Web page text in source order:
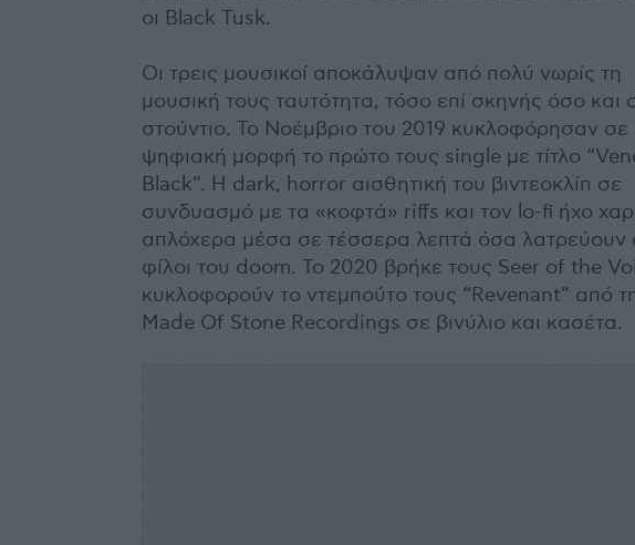
οι Black Tusk.
Οι τρεις μουσικοί αποκάλυψαν από πολύ νωρίς τη
μουσική τους ταυτότητα, τόσο επί σκηνής όσο και
στούντιο. Το Νοέμβριο του 2019 κυκλοφόρησαν σε
ψηφιακή μορφή το πρώτο τους single με τίτλο
Black”. Η dark, horror αισθητική του βιντεοκλίπ σε
συνδυασμό με τα «κοφτά» riffs και τον lo-fi ήχο
απλόχερα μέσα σε τέσσερα λεπτά όσα λατρεύουν
φίλοι του doom. Το 2020 βρήκε τους Seer of the
κυκλοφορούν το ντεμπούτο τους “Revenant” από
Made Of Stone Recordings σε βινύλιο και κασέτα.